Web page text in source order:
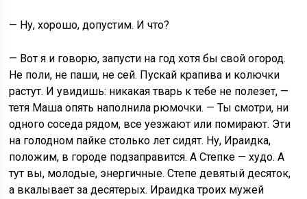
— Ну, хорошо, допустим. И что?
— Вот я и говорю, запусти на год хотя бы свой огород.
Не поли, не паши, не сей. Пускай крапива и колючки
растут. И увидишь: никакая тварь к тебе не полезет, —
тетя Маша опять наполнила рюмочки. — Ты смотри, ни
одного соседа рядом, все уезжают или помирают. Эти
на голодном пайке столько лет сидят. Ну, Ираидка,
положим, в городе подзаправится. А Степке — худо. А
тут вы, молодые, энергичные. Степе девятый десяток,
а вкалывает за десятерых. Ираидка троих мужей